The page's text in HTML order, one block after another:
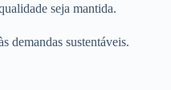
seja mantida.
demandas sustentáveis.